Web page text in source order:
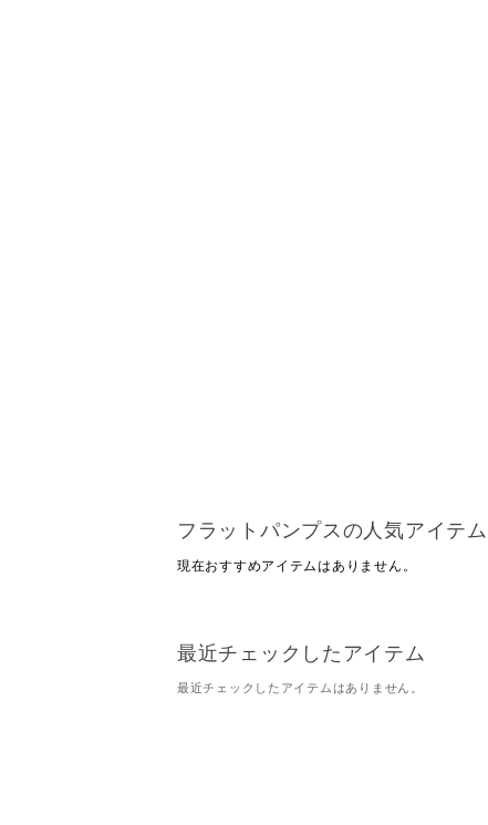
フラットパンプスの人気アイテム
現在おすすめアイテムはありません。
最近チェックしたアイテム
最近チェックしたアイテムはありません。